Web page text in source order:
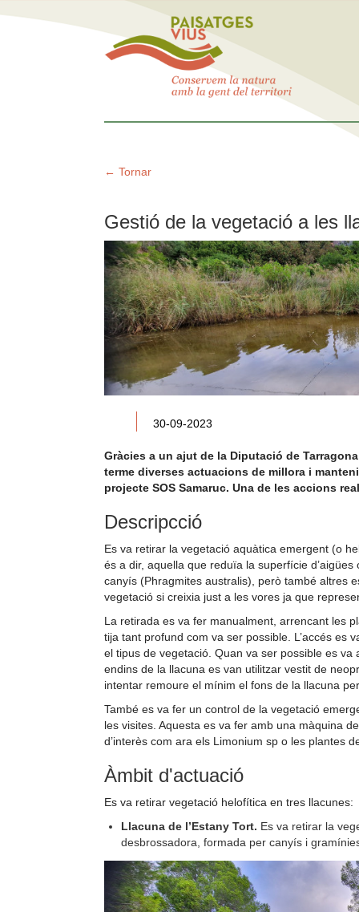
← Tornar
Gestió de la vegetació a les
30-09-2023
Gràcies a un ajut de la Diputació de
terme diverses actuacions de millora i
projecte SOS Samaruc. Una de les accions
Descripcció
Es va retirar la vegetació aquàtica emergent (o
és a dir, aquella que reduïa la superfície
canyís (Phragmites australis), però també altres
vegetació si creixia just a les vores ja que
La retirada es va fer manualment, arrencant les
tija tant profund com va ser possible. L’accés es
el tipus de vegetació. Quan va ser possible es
endins de la llacuna es van utilitzar vestit de
intentar remoure el mínim el fons de la llacuna
També es va fer un control de la vegetació
les visites. Aquesta es va fer amb una màquina
d’interès com ara els Limonium sp o les plantes
Àmbit d'actuació
Es va retirar vegetació helofítica en tres llacunes:
Llacuna de l’Estany Tort. Es va retirar la
desbrossadora, formada per canyís i